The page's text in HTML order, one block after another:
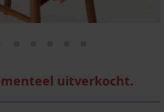
uitverkocht.